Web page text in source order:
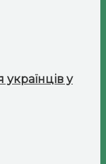
у